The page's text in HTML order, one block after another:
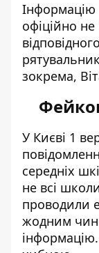
Інформацію
офіційно
зокрема,
У Києві 1
середніх
не всі
проводили
жодним